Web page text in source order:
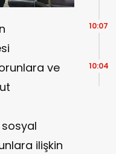
ve
sosyal
ilişkin
10:07
10:04